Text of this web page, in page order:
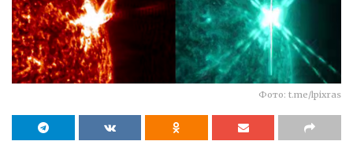
Фото: t.me/lpixras